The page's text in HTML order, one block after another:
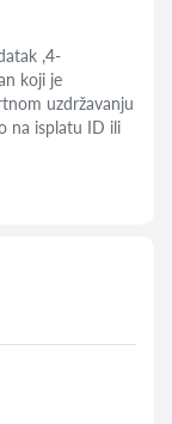
,4-
koji je
uzdržavanju
na isplatu ID ili